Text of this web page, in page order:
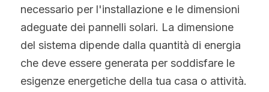
Tecnologia Bifacciale
Tecnologia IBC
Tecnologia HJT
Offerta a Tempo
La politica del fotovoltaico
Tendenza prezzi fotovoltaico
Maysun Solar Notizie
Tedesco
Inglese
Spagnolo
WhatsApp
necessario per l'installazione e le dimensioni
adeguate dei pannelli solari. La dimensione
del sistema dipende dalla quantità di energia
che deve essere generata per soddisfare le
esigenze energetiche della tua casa o attività.